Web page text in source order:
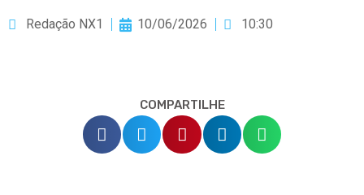
Redação NX1 10/06/2026 10:30
COMPARTILHE